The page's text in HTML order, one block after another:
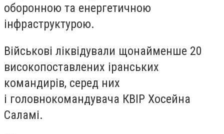
оборонною та енергетичною
інфраструктурою.
Військові ліквідували щонайменше 20
високопоставлених іранських
командирів, серед них
і головнокомандувача КВІР Хосейна
Саламі.